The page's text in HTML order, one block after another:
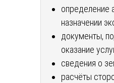
определение
назначении
документы,
оказание
сведения о
расчёты